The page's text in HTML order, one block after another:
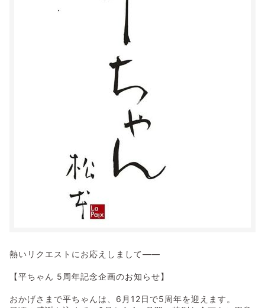
熱いリクエストにお応えしまして――
【平ちゃん 5周年記念企画のお知らせ】
おかげさまで平ちゃんは、6月12日で5周年を迎えます。